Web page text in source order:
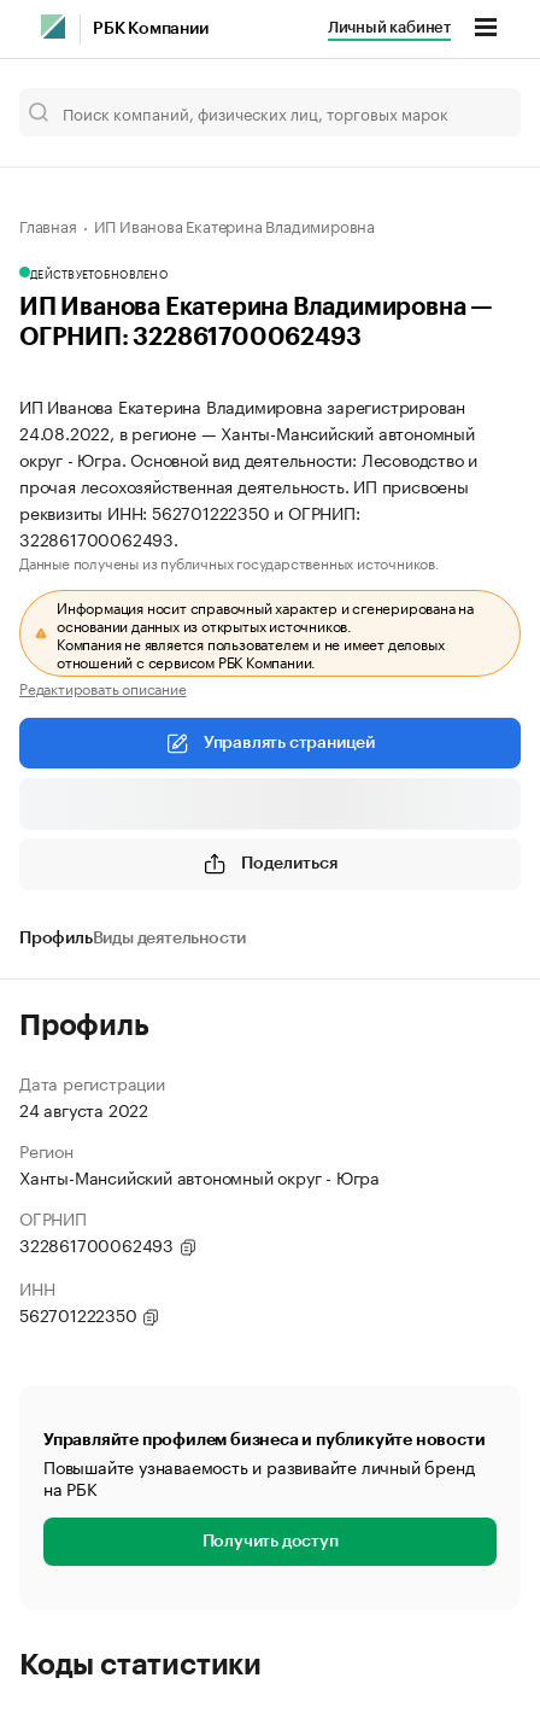
РБК Компании Личный кабинет
Главная ИП Иванова Екатерина Владимировна
ДЕЙСТВУЕТОБНОВЛЕНО
ИП Иванова Екатерина Владимировна —
ОГРНИП: 322861700062493
ИП Иванова Екатерина Владимировна зарегистрирован
24.08.2022, в регионе — Ханты-Мансийский автономный
округ - Югра. Основной вид деятельности: Лесоводство и
прочая лесохозяйственная деятельность. ИП присвоены
реквизиты ИНН: 562701222350 и ОГРНИП:
322861700062493.
Данные получены из публичных государственных источников.
Информация носит справочный характер и сгенерирована на
основании данных из открытых источников.
Компания не является пользователем и не имеет деловых
отношений с сервисом РБК Компании.
Редактировать описание
Управлять страницей
Поделиться
ПрофильВиды деятельности
Профиль
Дата регистрации
24 августа 2022
Регион
Ханты-Мансийский автономный округ - Югра
ОГРНИП
322861700062493
ИНН
562701222350
Управляйте профилем бизнеса и публикуйте новости
Повышайте узнаваемость и развивайте личный бренд
на РБК
Получить доступ
Коды статистики